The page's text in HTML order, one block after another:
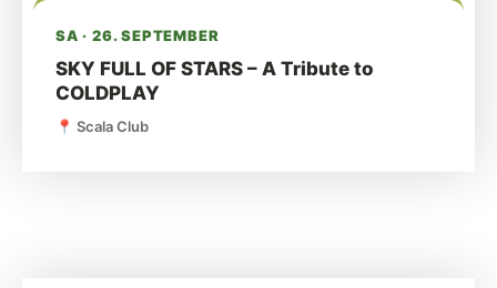
SA · 26. SEPTEMBER
SKY FULL OF STARS – A Tribute to
COLDPLAY
📍 Scala Club